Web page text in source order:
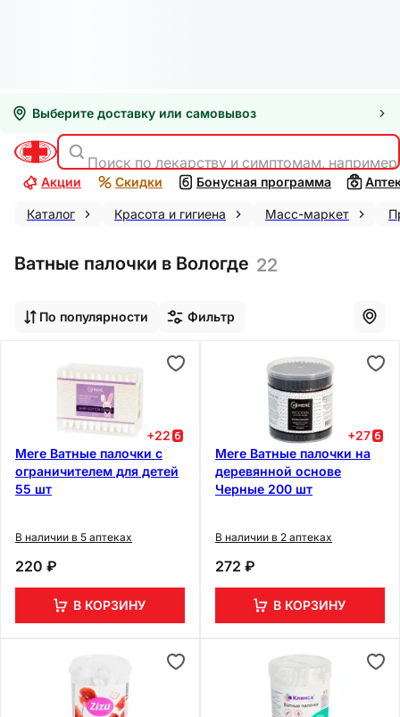
Выберите доставку или самовывоз
Поиск по лекарству и симптомам,
Акции Скидки Бонусная программа
Каталог Красота и гигиена Масс-маркет
Ватные палочки в Вологде 22
По популярности Фильтр
+22
Mere Ватные палочки с
ограничителем для детей
55 шт
В наличии в 5 аптеках
220 ₽
В КОРЗИНУ
+27
Mere Ватные палочки на
деревянной основе
Черные 200 шт
В наличии в 2 аптеках
272 ₽
В КОРЗИНУ